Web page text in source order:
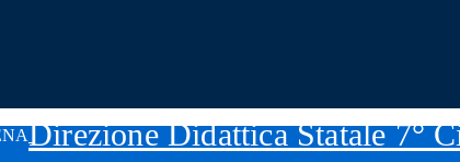
Direzione Didattica Statale 7°